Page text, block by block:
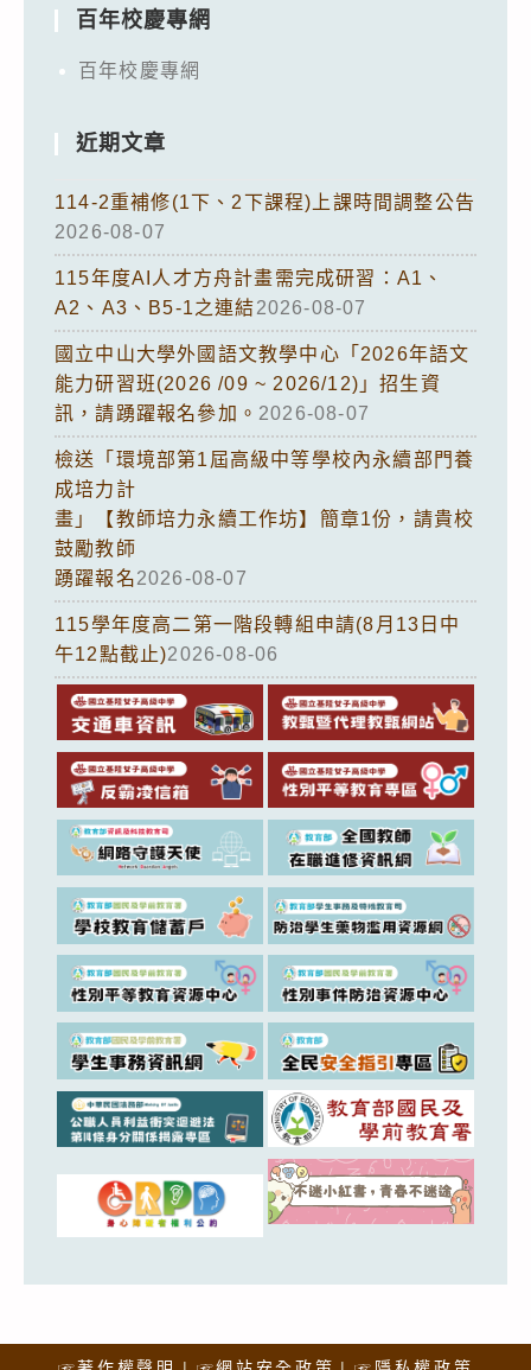
百年校慶專網
百年校慶專網
近期文章
114-2重補修(1下、2下課程)上課時間調整公告
2026-08-07
115年度AI人才方舟計畫需完成研習：A1、
A2、A3、B5-1之連結2026-08-07
國立中山大學外國語文教學中心「2026年語文
能力研習班(2026 /09 ~ 2026/12)」招生資
訊，請踴躍報名參加。 2026-08-07
檢送「環境部第1屆高級中等學校內永續部門養
成培力計
畫」【教師培力永續工作坊】簡章1份，請貴校
鼓勵教師
踴躍報名2026-08-07
115學年度高二第一階段轉組申請(8月13日中
午12點截止)2026-08-06